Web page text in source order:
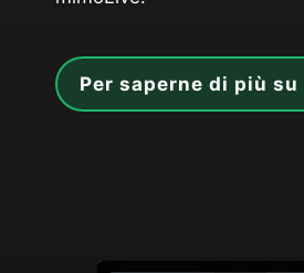
Per saperne di più su